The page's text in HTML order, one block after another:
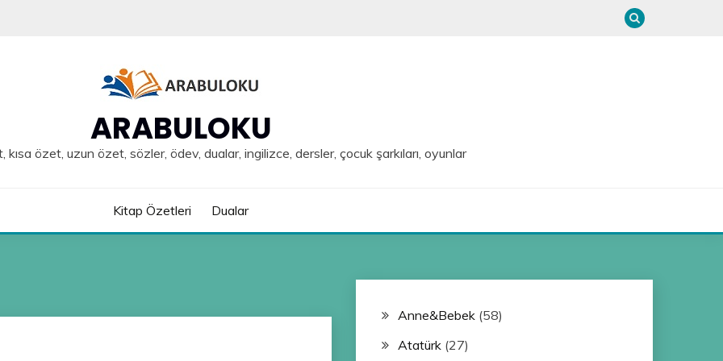
ARABULOKU
özet, uzun özet, sözler, ödev, dualar, ingilizce, dersler, çocuk şarkıları, oyunlar
Kitap Özetleri Dualar
Anne&Bebek(58)
Atatürk(27)